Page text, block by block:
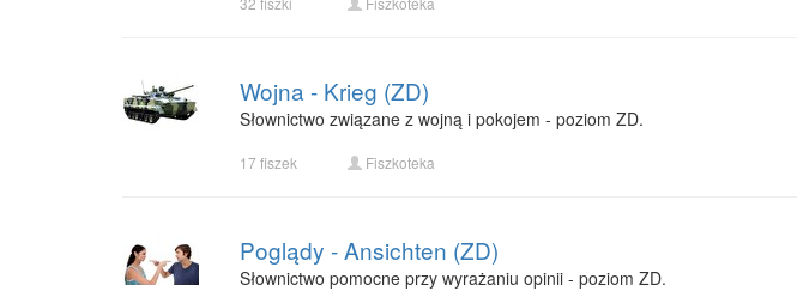
Wojna - Krieg (ZD)
Słownictwo związane z wojną i pokojem - poziom ZD.
17 fiszek Fiszkoteka
Poglądy - Ansichten (ZD)
Słownictwo pomocne przy wyrażaniu opinii - poziom ZD.